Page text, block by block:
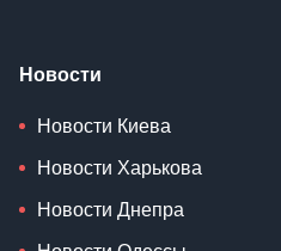
Новости
Новости Киева
Новости Харькова
Новости Днепра